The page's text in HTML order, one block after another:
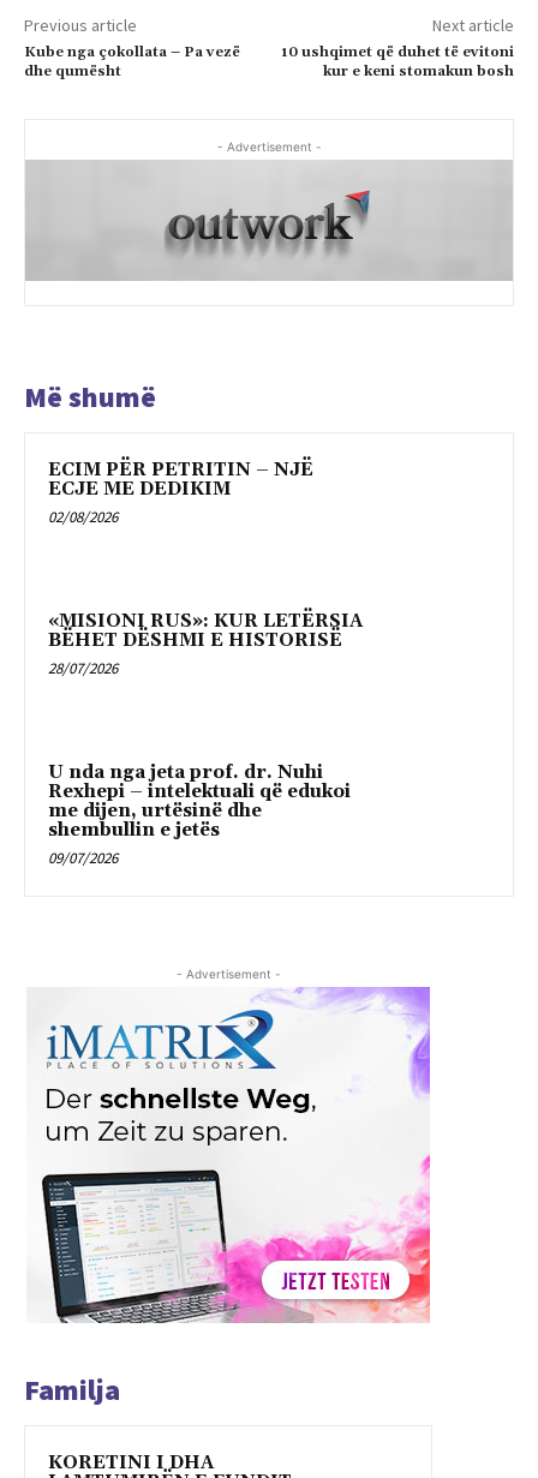
Previous article
Kube nga çokollata – Pa vezë
dhe qumësht
Next article
10 ushqimet që duhet të evitoni
kur e keni stomakun bosh
- Advertisement -
Më shumë
ECIM PËR PETRITIN – NJË
ECJE ME DEDIKIM
02/08/2026
«MISIONI RUS»: KUR LETËRSIA
BËHET DËSHMI E HISTORISË
28/07/2026
U nda nga jeta prof. dr. Nuhi
Rexhepi – intelektuali që edukoi
me dijen, urtësinë dhe
shembullin e jetës
09/07/2026
- Advertisement -
Familja
KORETINI I DHA